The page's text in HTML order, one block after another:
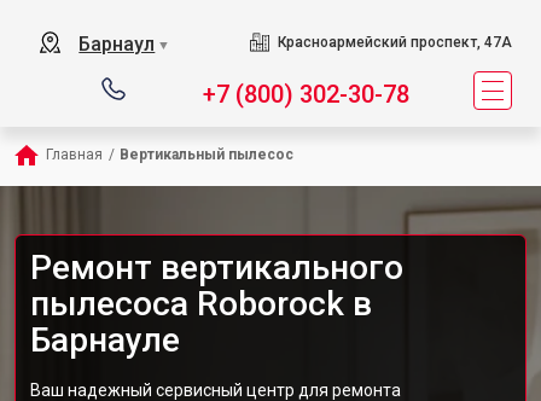
Барнаул ▼ Красноармейский проспект, 47А
+7 (800) 302-30-78
Главная / Вертикальный пылесос
Ремонт вертикального
пылесоса Roborock в
Барнауле
Ваш надежный сервисный центр для ремонта